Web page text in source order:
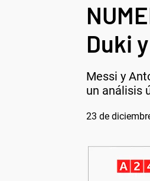
Duki
Messi y
un análisis
23 de